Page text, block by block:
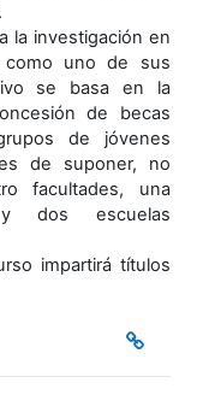
la investigación en
como uno de sus
se basa en la
de becas
de jóvenes
de suponer, no
facultades, una
y dos escuelas
impartirá títulos